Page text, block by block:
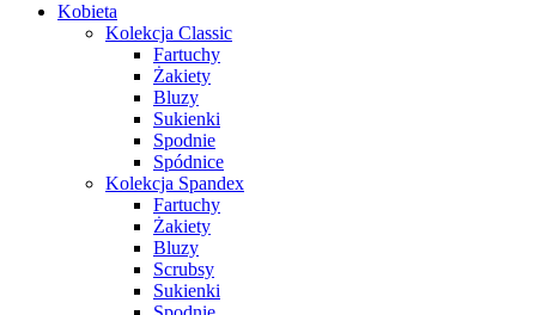
Kobieta
Kolekcja Classic
Fartuchy
Żakiety
Bluzy
Sukienki
Spodnie
Spódnice
Kolekcja Spandex
Fartuchy
Żakiety
Bluzy
Scrubsy
Sukienki